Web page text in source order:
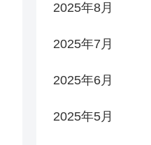
2025年8月
2025年7月
2025年6月
2025年5月